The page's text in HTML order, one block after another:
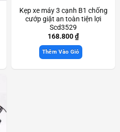
Kẹp xe máy 3 cạnh B1 chống
cướp giật an toàn tiện lợi
Scd3529
168.800₫
Thêm Vào Giỏ